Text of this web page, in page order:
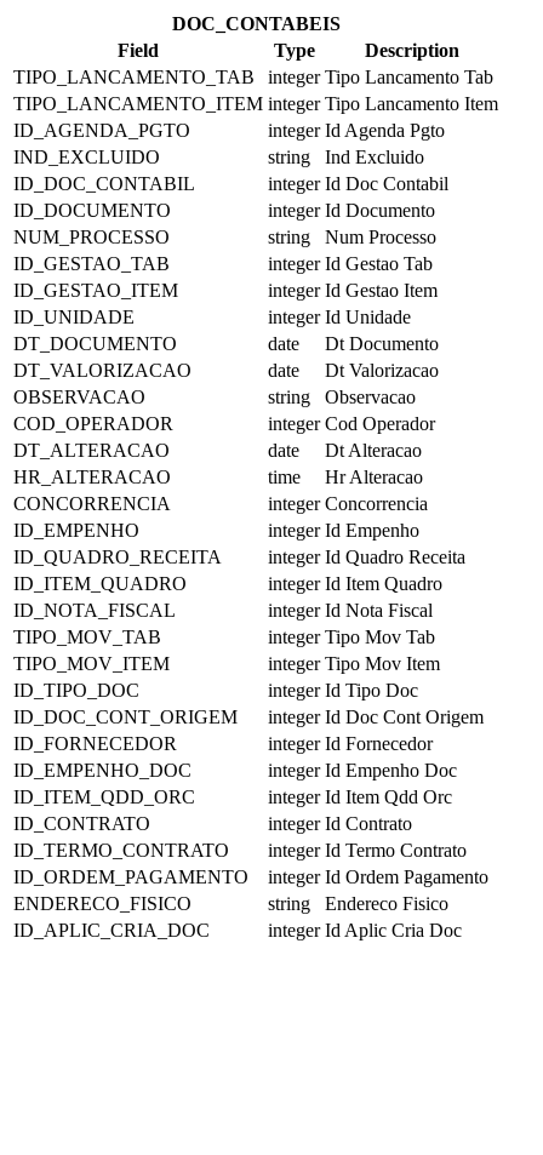
DOC_CONTABEIS
Field
Type
Description
TIPO_LANCAMENTO_TAB
integer Tipo Lancamento Tab
TIPO_LANCAMENTO_ITEM integer Tipo Lancamento Item
ID_AGENDA_PGTO
integer Id Agenda Pgto
IND_EXCLUIDO
string
Ind Excluido
ID_DOC_CONTABIL
integer Id Doc Contabil
ID_DOCUMENTO
integer Id Documento
NUM_PROCESSO
string
Num Processo
ID_GESTAO_TAB
integer Id Gestao Tab
ID_GESTAO_ITEM
integer Id Gestao Item
ID_UNIDADE
integer Id Unidade
DT_DOCUMENTO
date
Dt Documento
DT_VALORIZACAO
date
Dt Valorizacao
OBSERVACAO
string
Observacao
COD_OPERADOR
integer Cod Operador
DT_ALTERACAO
date
Dt Alteracao
HR_ALTERACAO
time
Hr Alteracao
CONCORRENCIA
integer Concorrencia
ID_EMPENHO
integer Id Empenho
ID_QUADRO_RECEITA
integer Id Quadro Receita
ID_ITEM_QUADRO
integer Id Item Quadro
ID_NOTA_FISCAL
integer Id Nota Fiscal
TIPO_MOV_TAB
integer Tipo Mov Tab
TIPO_MOV_ITEM
integer Tipo Mov Item
ID_TIPO_DOC
integer Id Tipo Doc
ID_DOC_CONT_ORIGEM
integer Id Doc Cont Origem
ID_FORNECEDOR
integer Id Fornecedor
ID_EMPENHO_DOC
integer Id Empenho Doc
ID_ITEM_QDD_ORC
integer Id Item Qdd Orc
ID_CONTRATO
integer Id Contrato
ID_TERMO_CONTRATO
integer Id Termo Contrato
ID_ORDEM_PAGAMENTO
integer Id Ordem Pagamento
ENDERECO_FISICO
string
Endereco Fisico
ID_APLIC_CRIA_DOC
integer Id Aplic Cria Doc